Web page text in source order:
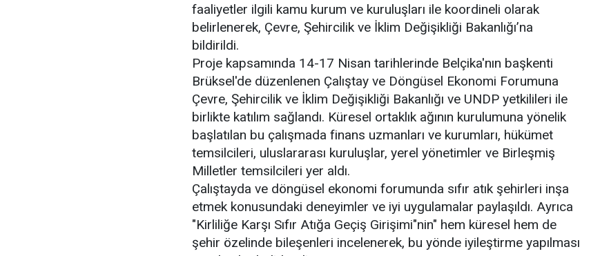
faaliyetler ilgili kamu kurum ve kuruluşları ile koordineli olarak
belirlenerek, Çevre, Şehircilik ve İklim Değişikliği Bakanlığı’na
bildirildi.
Proje kapsamında 14-17 Nisan tarihlerinde Belçika'nın başkenti
Brüksel'de düzenlenen Çalıştay ve Döngüsel Ekonomi Forumuna
Çevre, Şehircilik ve İklim Değişikliği Bakanlığı ve UNDP yetkilileri ile
birlikte katılım sağlandı. Küresel ortaklık ağının kurulumuna yönelik
başlatılan bu çalışmada finans uzmanları ve kurumları, hükümet
temsilcileri, uluslararası kuruluşlar, yerel yönetimler ve Birleşmiş
Milletler temsilcileri yer aldı.
Çalıştayda ve döngüsel ekonomi forumunda sıfır atık şehirleri inşa
etmek konusundaki deneyimler ve iyi uygulamalar paylaşıldı. Ayrıca
"Kirliliğe Karşı Sıfır Atığa Geçiş Girişimi"nin" hem küresel hem de
şehir özelinde bileşenleri incelenerek, bu yönde iyileştirme yapılması